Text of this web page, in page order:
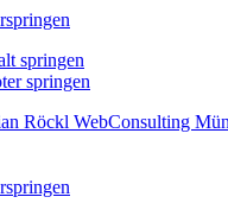
springen
springen